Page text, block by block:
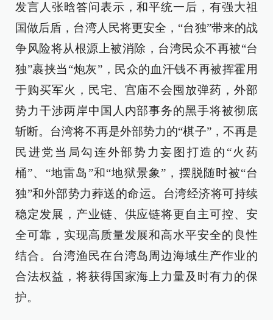
发言人张晗答问表示，和平统一后，有强大祖
国做后盾，台湾人民将更安全，“台独”带来的战
争风险将从根源上被消除，台湾民众不再被“台
独”裹挟当“炮灰”，民众的血汗钱不再被挥霍用
于购买军火，民宅、宫庙不会囤放弹药，外部
势力干涉两岸中国人内部事务的黑手将被彻底
斩断。台湾将不再是外部势力的“棋子”，不再是
民进党当局勾连外部势力妄图打造的“火药
桶”、“地雷岛”和“地狱景象”，摆脱随时被“台
独”和外部势力葬送的命运。台湾经济将可持续
稳定发展，产业链、供应链将更自主可控、安
全可靠，实现高质量发展和高水平安全的良性
结合。台湾渔民在台湾岛周边海域生产作业的
合法权益，将获得国家海上力量及时有力的保
护。